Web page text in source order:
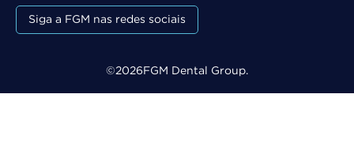
Siga a FGM nas redes sociais
©2026 FGM Dental Group.